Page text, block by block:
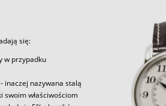
się:
w przypadku
inaczej nazywana stalą
właściwościom